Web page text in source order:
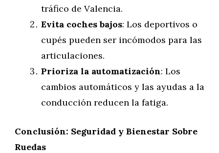
tráfico de Valencia.
Evita coches bajos: Los deportivos o
cupés pueden ser incómodos para las
articulaciones.
Prioriza la automatización: Los
cambios automáticos y las ayudas a la
conducción reducen la fatiga.
Conclusión: Seguridad y Bienestar Sobre
Ruedas